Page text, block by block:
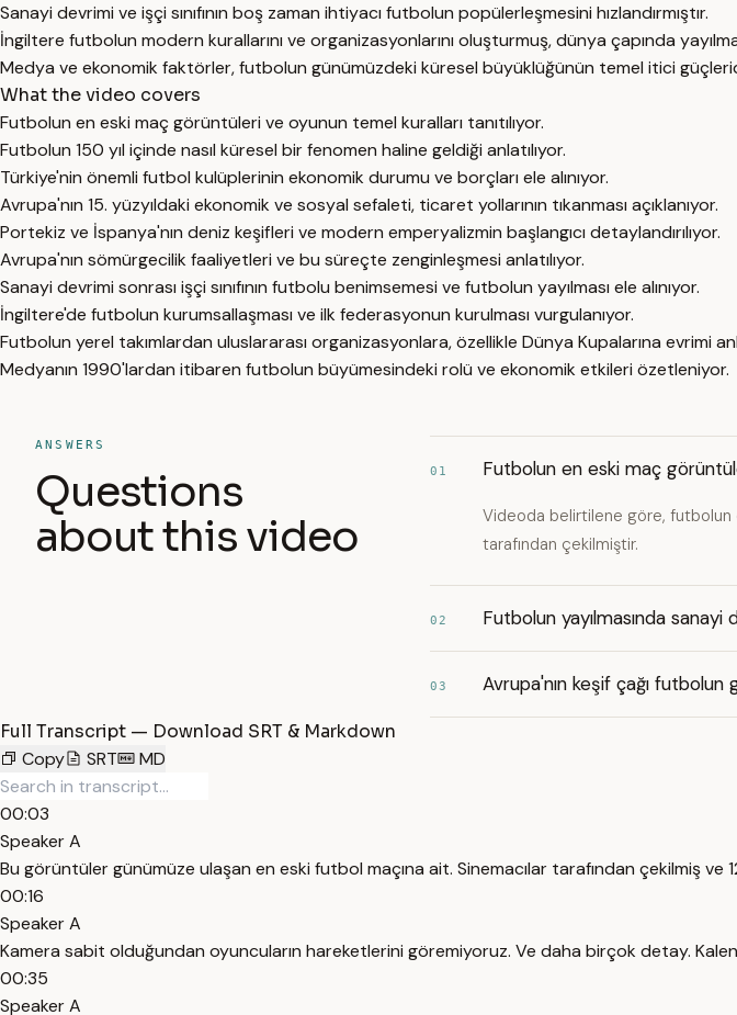
Sanayi devrimi ve işçi sınıfının boş zaman ihtiyacı futbolun popülerleşmesini hızlandırmıştır.
İngiltere futbolun modern kurallarını ve organizasyonlarını oluşturmuş, dünya çapında
Medya ve ekonomik faktörler, futbolun günümüzdeki küresel büyüklüğünün temel itici
What the video covers
Futbolun en eski maç görüntüleri ve oyunun temel kuralları tanıtılıyor.
Futbolun 150 yıl içinde nasıl küresel bir fenomen haline geldiği anlatılıyor.
Türkiye'nin önemli futbol kulüplerinin ekonomik durumu ve borçları ele alınıyor.
Avrupa'nın 15. yüzyıldaki ekonomik ve sosyal sefaleti, ticaret yollarının tıkanması açıklanıyor.
Portekiz ve İspanya'nın deniz keşifleri ve modern emperyalizmin başlangıcı detaylandırılıyor.
Avrupa'nın sömürgecilik faaliyetleri ve bu süreçte zenginleşmesi anlatılıyor.
Sanayi devrimi sonrası işçi sınıfının futbolu benimsemesi ve futbolun yayılması ele alınıyor.
İngiltere'de futbolun kurumsallaşması ve ilk federasyonun kurulması vurgulanıyor.
Futbolun yerel takımlardan uluslararası organizasyonlara, özellikle Dünya Kupalarına evrimi
Medyanın 1990'lardan itibaren futbolun büyümesindeki rolü ve ekonomik etkileri özetleniyor.
ANSWERS
Questions
about this video
01 Futbolun en eski maç
Videoda belirtilene göre, futbolun
tarafından çekilmiştir.
02 Futbolun yayılmasında
03 Avrupa'nın keşif çağı futbolun
Full Transcript — Download SRT & Markdown
Copy
SRT MD
00:03
Speaker A
Bu görüntüler günümüze ulaşan en eski futbol maçına ait. Sinemacılar tarafından çekilmiş ve
00:16
Speaker A
Kamera sabit olduğundan oyuncuların hareketlerini göremiyoruz. Ve daha birçok detay.
00:35
Speaker A